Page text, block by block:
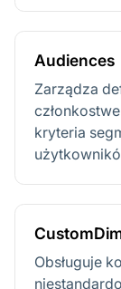
Audiences
Zarządza
kryteria
Obsługuje